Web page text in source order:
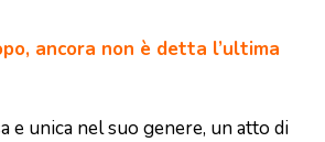
ancora non è detta l’ultima
e unica nel suo genere, un atto di